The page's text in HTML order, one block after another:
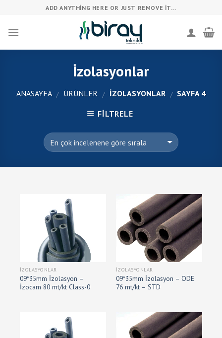
content
ADD ANYTHING HERE OR JUST REMOVE IT...
İzolasyonlar
ANASAYFA / ÜRÜNLER / İZOLASYONLAR / SAYFA 4
FILTRELE
İZOLASYONLAR
09*35mm İzolasyon –
İzocam 80 mt/kt Class-0
İZOLASYONLAR
09*35mm İzolasyon – ODE
76 mt/kt – STD